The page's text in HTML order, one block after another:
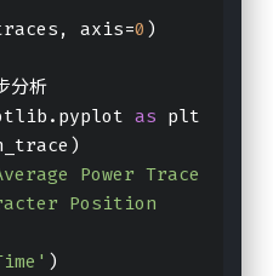
axis=0 )
分析
as plt
Power Trace
Position
)